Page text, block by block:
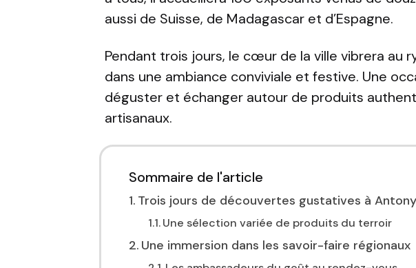
aussi de Suisse, de Madagascar et d’Espagne.
Pendant trois jours, le cœur de la ville vibrera au
dans une ambiance conviviale et festive. Une
déguster et échanger autour de produits
artisanaux.
Sommaire de l'article
Trois jours de découvertes gustatives à Antony
Une sélection variée de produits du terroir
Une immersion dans les savoir-faire régionaux